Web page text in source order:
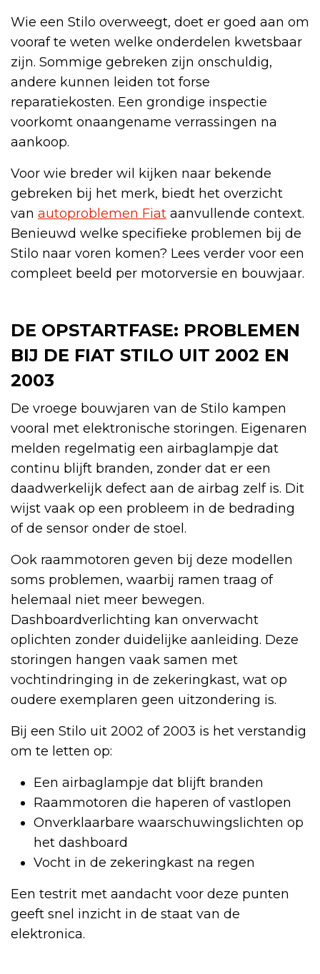
Wie een Stilo overweegt, doet er goed aan om
vooraf te weten welke onderdelen kwetsbaar
zijn. Sommige gebreken zijn onschuldig,
andere kunnen leiden tot forse
reparatiekosten. Een grondige inspectie
voorkomt onaangename verrassingen na
aankoop.
Voor wie breder wil kijken naar bekende
gebreken bij het merk, biedt het overzicht
van autoproblemen Fiat aanvullende context.
Benieuwd welke specifieke problemen bij de
Stilo naar voren komen? Lees verder voor een
compleet beeld per motorversie en bouwjaar.
DE OPSTARTFASE: PROBLEMEN
BIJ DE FIAT STILO UIT 2002 EN
2003
De vroege bouwjaren van de Stilo kampen
vooral met elektronische storingen. Eigenaren
melden regelmatig een airbaglampje dat
continu blijft branden, zonder dat er een
daadwerkelijk defect aan de airbag zelf is. Dit
wijst vaak op een probleem in de bedrading
of de sensor onder de stoel.
Ook raammotoren geven bij deze modellen
soms problemen, waarbij ramen traag of
helemaal niet meer bewegen.
Dashboardverlichting kan onverwacht
oplichten zonder duidelijke aanleiding. Deze
storingen hangen vaak samen met
vochtindringing in de zekeringkast, wat op
oudere exemplaren geen uitzondering is.
Bij een Stilo uit 2002 of 2003 is het verstandig
om te letten op:
Een airbaglampje dat blijft branden
Raammotoren die haperen of vastlopen
Onverklaarbare waarschuwingslichten op
het dashboard
Vocht in de zekeringkast na regen
Een testrit met aandacht voor deze punten
geeft snel inzicht in de staat van de
elektronica.